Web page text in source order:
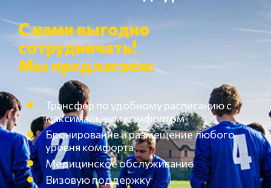
С нами выгодно
сотрудничать!
Мы предлагаем:
Трансфер по удобному расписанию с
максимальным комфортом
Бронирование и размещение любого
уровня комфорта
Медицинское обслуживание
Визовую поддержку